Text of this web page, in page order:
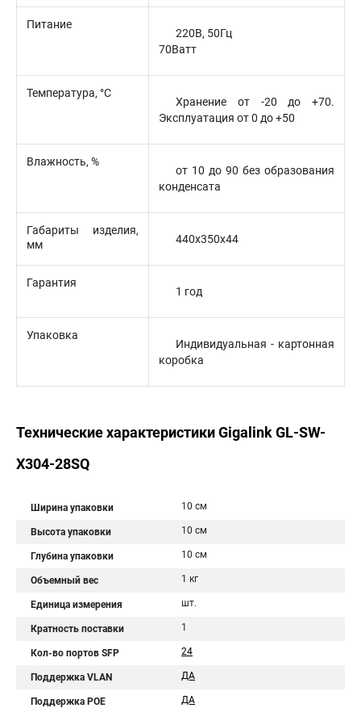
Питание
220В, 50Гц
70Ватт
Температура, °C
Хранение от -20 до +70.
Эксплуатация от 0 до +50
Влажность, %
от 10 до 90 без образования
конденсата
Габариты изделия,
мм
440x350x44
Гарантия
1 год
Упаковка
Индивидуальная - картонная
коробка
Технические характеристики Gigalink GL-SW-
X304-28SQ
Ширина упаковки 10 см
Высота упаковки 10 см
Глубина упаковки 10 см
Объемный вес 1 кг
Единица измерения шт.
Кратность поставки 1
Кол-во портов SFP 24
Поддержка VLAN ДА
Поддержка POE ДА